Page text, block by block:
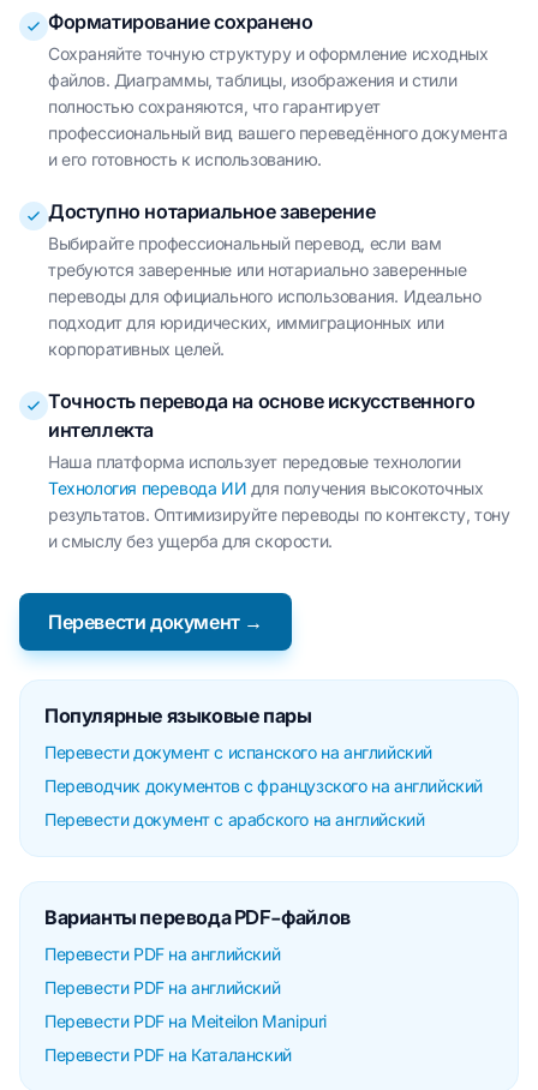
Форматирование сохранено
Сохраняйте точную структуру и оформление исходных
файлов. Диаграммы, таблицы, изображения и стили
полностью сохраняются, что гарантирует
профессиональный вид вашего переведённого документа
и его готовность к использованию.
Доступно нотариальное заверение
Выбирайте профессиональный перевод, если вам
требуются заверенные или нотариально заверенные
переводы для официального использования. Идеально
подходит для юридических, иммиграционных или
корпоративных целей.
Точность перевода на основе искусственного
интеллекта
Наша платформа использует передовые технологии
Технология перевода ИИ для получения высокоточных
результатов. Оптимизируйте переводы по контексту, тону
и смыслу без ущерба для скорости.
Перевести документ →
Популярные языковые пары
Перевести документ с испанского на английский
Переводчик документов с французского на английский
Перевести документ с арабского на английский
Варианты перевода PDF-файлов
Перевести PDF на английский
Перевести PDF на английский
Перевести PDF на Meiteilon Manipuri
Перевести PDF на Каталанский